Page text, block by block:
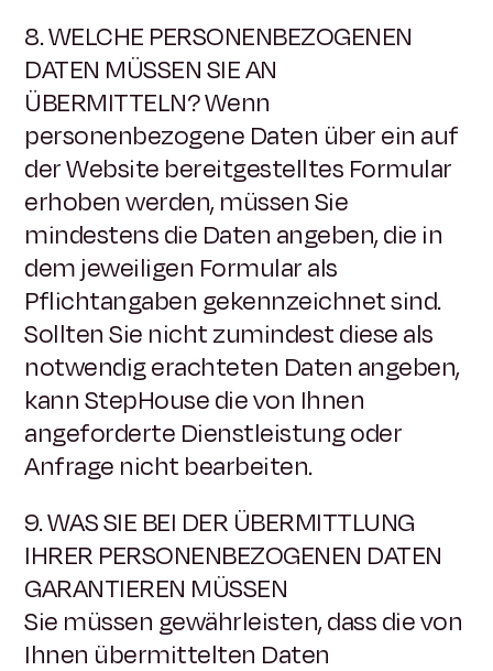
8. WELCHE PERSONENBEZOGENEN
DATEN MÜSSEN SIE AN
ÜBERMITTELN? Wenn
personenbezogene Daten über ein auf
der Website bereitgestelltes Formular
erhoben werden, müssen Sie
mindestens die Daten angeben, die in
dem jeweiligen Formular als
Pflichtangaben gekennzeichnet sind.
Sollten Sie nicht zumindest diese als
notwendig erachteten Daten angeben,
kann StepHouse die von Ihnen
angeforderte Dienstleistung oder
Anfrage nicht bearbeiten.
9. WAS SIE BEI DER ÜBERMITTLUNG
IHRER PERSONENBEZOGENEN DATEN
GARANTIEREN MÜSSEN
Sie müssen gewährleisten, dass die von
Ihnen übermittelten Daten